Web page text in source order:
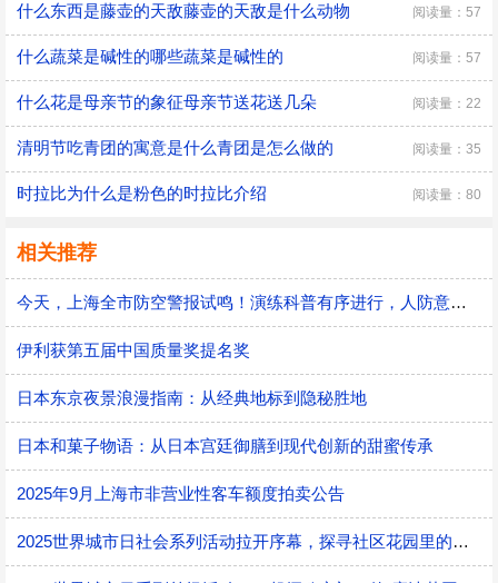
什么东西是藤壶的天敌藤壶的天敌是什么动物 阅读量：57
什么蔬菜是碱性的哪些蔬菜是碱性的 阅读量：57
什么花是母亲节的象征母亲节送花送几朵 阅读量：22
清明节吃青团的寓意是什么青团是怎么做的 阅读量：35
时拉比为什么是粉色的时拉比介绍 阅读量：80
相关推荐
今天，上海全市防空警报试鸣！演练科普有序进行，人防意识“声入人心”
伊利获第五届中国质量奖提名奖
日本东京夜景浪漫指南：从经典地标到隐秘胜地
日本和菓子物语：从日本宫廷御膳到现代创新的甜蜜传承
2025年9月上海市非营业性客车额度拍卖公告
2025世界城市日社会系列活动拉开序幕，探寻社区花园里的智慧应用